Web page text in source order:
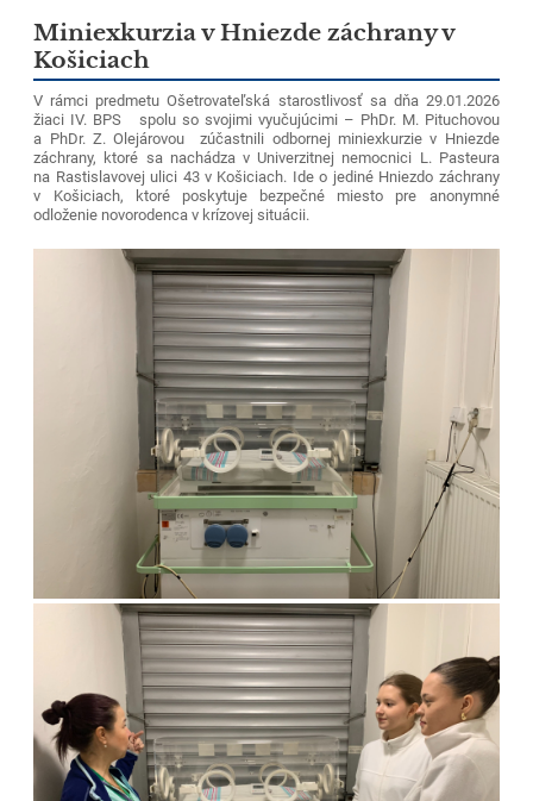
Miniexkurzia v Hniezde záchrany v
Košiciach
V rámci predmetu Ošetrovateľská starostlivosť sa dňa 29.01.2026
žiaci IV. BPS spolu so svojimi vyučujúcimi – PhDr. M. Pituchovou
a PhDr. Z. Olejárovou zúčastnili odbornej miniexkurzie v Hniezde
záchrany, ktoré sa nachádza v Univerzitnej nemocnici L. Pasteura
na Rastislavovej ulici 43 v Košiciach. Ide o jediné Hniezdo záchrany
v Košiciach, ktoré poskytuje bezpečné miesto pre anonymné
odloženie novorodenca v krízovej situácii.